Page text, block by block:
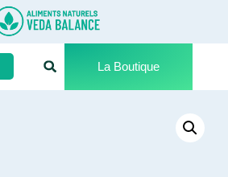
La Boutique